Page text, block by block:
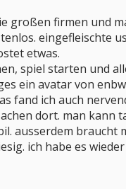
großen firmen und
eingefleischte
etwas.
spiel starten und
ein avatar von
fand ich auch
dort. man kann
ausserdem braucht
ich habe es